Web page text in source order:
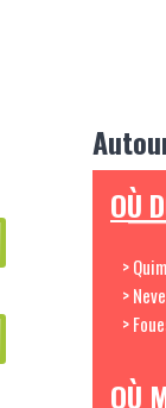
OÙ
>
>
>
OÙ